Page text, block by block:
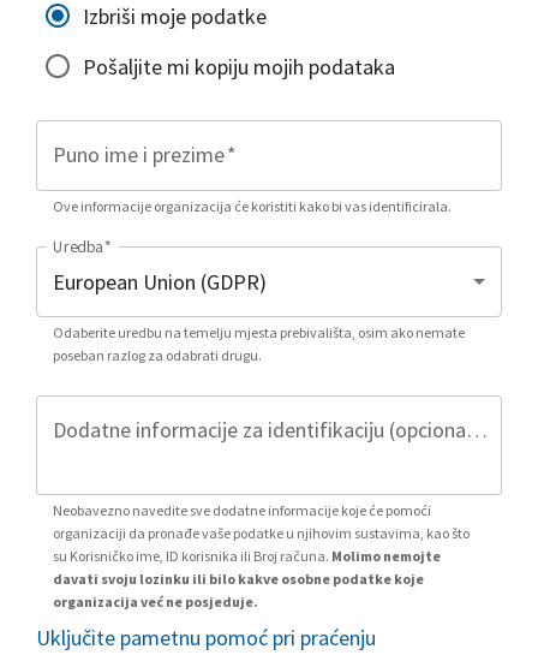
Izbriši moje podatke
Pošaljite mi kopiju mojih podataka
Puno ime i prezime*
Ove informacije organizacija će koristiti kako bi vas identificirala.
Uredba*
Odaberite uredbu na temelju mjesta prebivališta, osim ako nemate
poseban razlog za odabrati drugu.
Dodatne informacije za identifikaciju (opcionalno)
Neobavezno navedite sve dodatne informacije koje će pomoći
organizaciji da pronađe vaše podatke u njihovim sustavima, kao što
su Korisničko ime, ID korisnika ili Broj računa. Molimo nemojte
davati svoju lozinku ili bilo kakve osobne podatke koje
organizacija već ne posjeduje.
Uključite pametnu pomoć pri praćenju